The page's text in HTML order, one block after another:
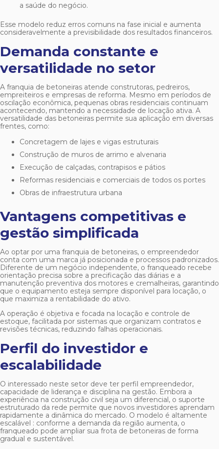
a saúde do negócio.
Esse modelo reduz erros comuns na fase inicial e aumenta
consideravelmente a previsibilidade dos resultados financeiros.
Demanda constante e
versatilidade no setor
A franquia de betoneiras atende construtoras, pedreiros,
empreiteiros e empresas de reforma. Mesmo em períodos de
oscilação econômica, pequenas obras residenciais continuam
acontecendo, mantendo a necessidade de locação ativa. A
versatilidade das betoneiras permite sua aplicação em diversas
frentes, como:
Concretagem de lajes e vigas estruturais
Construção de muros de arrimo e alvenaria
Execução de calçadas, contrapisos e pátios
Reformas residenciais e comerciais de todos os portes
Obras de infraestrutura urbana
Vantagens competitivas e
gestão simplificada
Ao optar por uma franquia de betoneiras, o empreendedor
conta com uma marca já posicionada e processos padronizados.
Diferente de um negócio independente, o franqueado recebe
orientação precisa sobre a precificação das diárias e a
manutenção preventiva dos motores e cremalheiras, garantindo
que o equipamento esteja sempre disponível para locação, o
que maximiza a rentabilidade do ativo.
A operação é objetiva e focada na locação e controle de
estoque, facilitada por sistemas que organizam contratos e
revisões técnicas, reduzindo falhas operacionais.
Perfil do investidor e
escalabilidade
O interessado neste setor deve ter perfil empreendedor,
capacidade de liderança e disciplina na gestão. Embora a
experiência na construção civil seja um diferencial, o suporte
estruturado da rede permite que novos investidores aprendam
rapidamente a dinâmica do mercado. O modelo é altamente
escalável : conforme a demanda da região aumenta, o
franqueado pode ampliar sua frota de betoneiras de forma
gradual e sustentável.